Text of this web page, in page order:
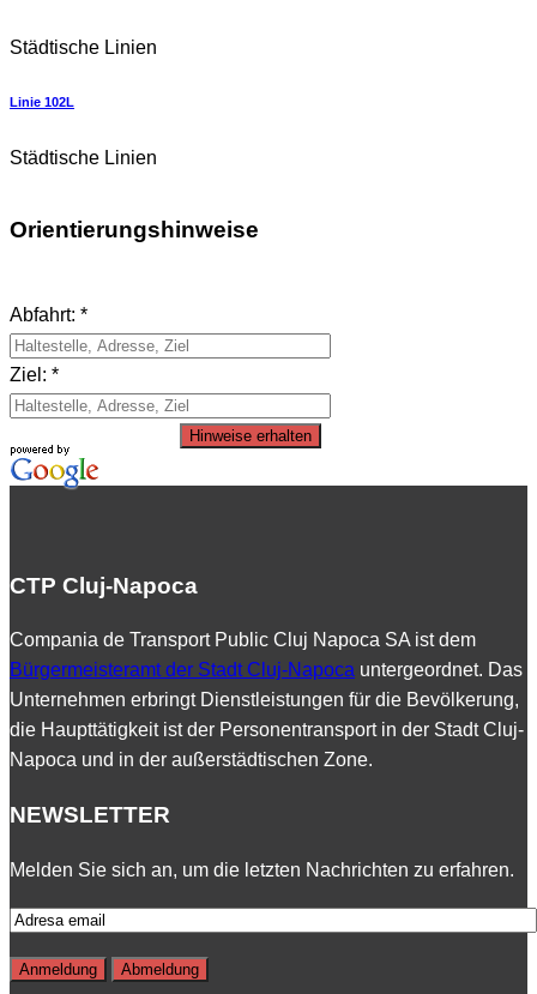
Städtische Linien
Linie 102L
Städtische Linien
Orientierungshinweise
Abfahrt: *
Ziel: *
Hinweise erhalten
CTP Cluj-Napoca
Compania de Transport Public Cluj Napoca SA ist dem
Bürgermeisteramt der Stadt Cluj-Napoca untergeordnet. Das
Unternehmen erbringt Dienstleistungen für die Bevölkerung,
die Haupttätigkeit ist der Personentransport in der Stadt Cluj-
Napoca und in der außerstädtischen Zone.
NEWSLETTER
Melden Sie sich an, um die letzten Nachrichten zu erfahren.